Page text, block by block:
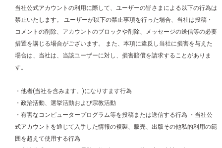
当社公式アカウントの利用に際して、ユーザーの皆さまによる以下の行為は
禁止いたします。 ユーザーが以下の禁止事項を行った場合、当社は投稿・
コメントの削除、アカウントのブロックや削除、メッセージの送信等の必要
措置を講じる場合がございます。 また、本項に違反し当社に損害を与えた
場合は、当社は、当該ユーザーに対し、損害賠償を請求することがありま
す。
・他者(当社を含みます。)になりすます行為
・政治活動、選挙活動および宗教活動
・有害なコンピュータープログラム等を投稿または送信する行為 ・当社公
式アカウントを通じて入手した情報の複製、販売、出版その他私的利用の範
囲を超えて使用する行為